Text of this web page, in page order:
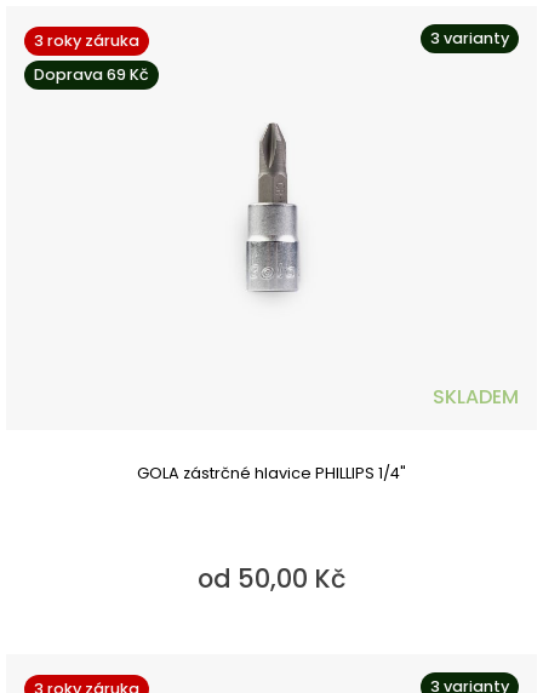
3 varianty
3 roky záruka
Doprava 69 Kč
SKLADEM
GOLA zástrčné hlavice PHILLIPS 1/4"
od 50,00 Kč
3 varianty